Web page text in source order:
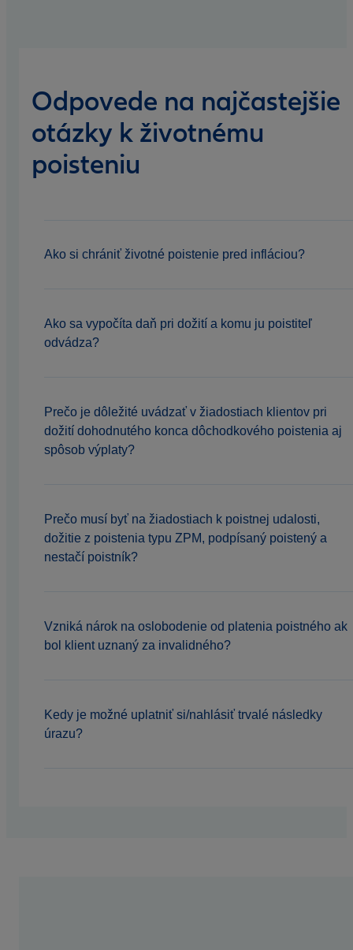
Odpovede na najčastejšie
otázky k životnému
poisteniu
Ako si chrániť životné poistenie pred infláciou?
Ako sa vypočíta daň pri dožití a komu ju poistiteľ
odvádza?
Prečo je dôležité uvádzať v žiadostiach klientov pri
dožití dohodnutého konca dôchodkového poistenia aj
spôsob výplaty?
Prečo musí byť na žiadostiach k poistnej udalosti,
dožitie z poistenia typu ZPM, podpísaný poistený a
nestačí poistník?
Vzniká nárok na oslobodenie od platenia poistného ak
bol klient uznaný za invalidného?
Kedy je možné uplatniť si/nahlásiť trvalé následky
úrazu?